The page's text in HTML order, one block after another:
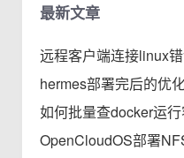
最新文章
hermes部署完后的优
如何批量查docker运
OpenCloudOS部署